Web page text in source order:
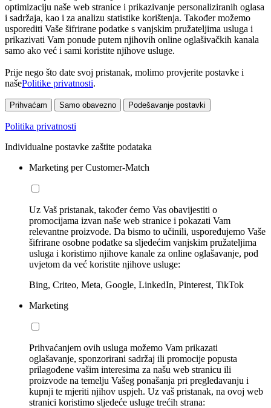
optimizaciju naše web stranice i prikazivanje personaliziranih oglasa
i sadržaja, kao i za analizu statistike korištenja. Također možemo
usporediti Vaše šifrirane podatke s vanjskim pružateljima usluga i
prikazivati Vam ponude putem njihovih online oglašivačkih kanala
samo ako već i sami koristite njihove usluge.
Prije nego što date svoj pristanak, molimo provjerite postavke i
našePolitike privatnosti.
Prihvaćam Samo obavezno Podešavanje postavki
Politika privatnosti
Individualne postavke zaštite podataka
Marketing per Customer-Match
Uz Vaš pristanak, također ćemo Vas obavijestiti o
promocijama izvan naše web stranice i pokazati Vam
relevantne proizvode. Da bismo to učinili, uspoređujemo Vaše
šifrirane osobne podatke sa sljedećim vanjskim pružateljima
usluga i koristimo njihove kanale za online oglašavanje, pod
uvjetom da već koristite njihove usluge:
Bing, Criteo, Meta, Google, LinkedIn, Pinterest, TikTok
Marketing
Prihvaćanjem ovih usluga možemo Vam prikazati
oglašavanje, sponzorirani sadržaj ili promocije popusta
prilagođene vašim interesima za našu web stranicu ili
proizvode na temelju Vašeg ponašanja pri pregledavanju i
kupnji te mjeriti njihov uspjeh. Uz vaš pristanak, na ovoj web
stranici koristimo sljedeće usluge trećih strana: